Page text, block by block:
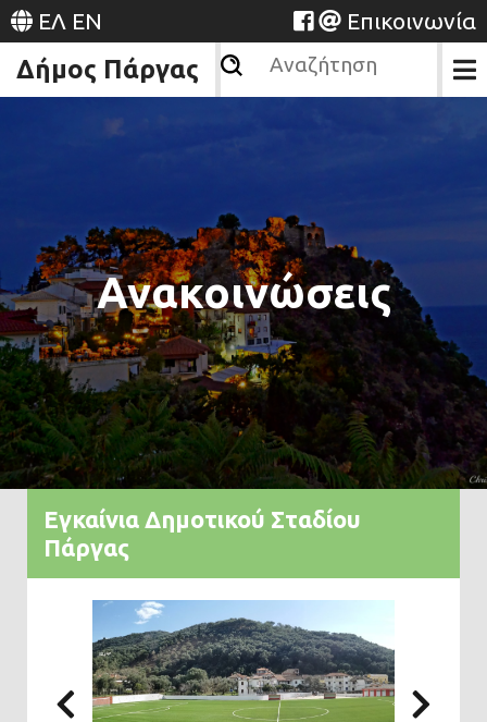
ΕΛ EN Επικοινωνία
Δήμος Πάργας
Ανακοινώσεις
Εγκαίνια Δημοτικού Σταδίου
Πάργας
Previous